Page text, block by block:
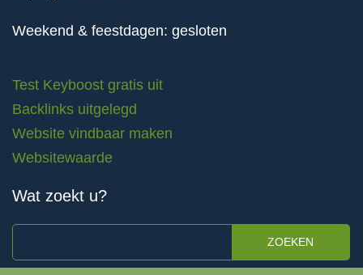
Weekend & feestdagen: gesloten
Test Keyboost gratis uit
Backlinks uitgelegd
Website vindbaar maken
Websitewaarde
Wat zoekt u?
ZOEKEN